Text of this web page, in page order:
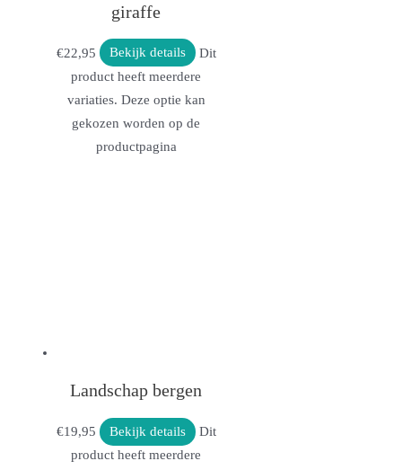
giraffe
€22,95 Bekijk details
Dit
product heeft meerdere
variaties. Deze optie kan
gekozen worden op de
productpagina
Landschap bergen
€19,95 Bekijk details
Dit
product heeft meerdere